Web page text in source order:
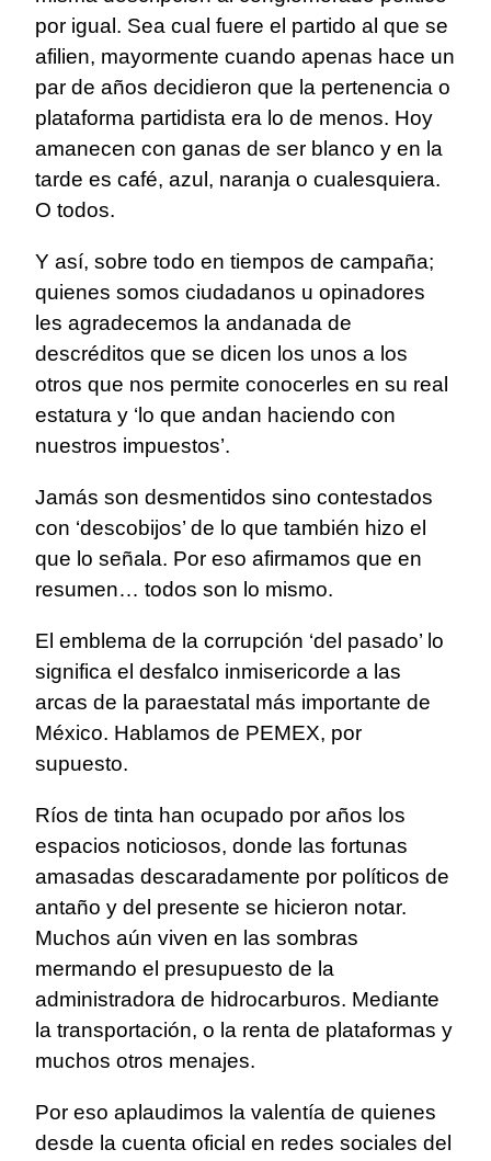
por igual. Sea cual fuere el partido al que se
afilien, mayormente cuando apenas hace un
par de años decidieron que la pertenencia o
plataforma partidista era lo de menos. Hoy
amanecen con ganas de ser blanco y en la
tarde es café, azul, naranja o cualesquiera.
O todos.
Y así, sobre todo en tiempos de campaña;
quienes somos ciudadanos u opinadores
les agradecemos la andanada de
descréditos que se dicen los unos a los
otros que nos permite conocerles en su real
estatura y ‘lo que andan haciendo con
nuestros impuestos’.
Jamás son desmentidos sino contestados
con ‘descobijos’ de lo que también hizo el
que lo señala. Por eso afirmamos que en
resumen… todos son lo mismo.
El emblema de la corrupción ‘del pasado’ lo
significa el desfalco inmisericorde a las
arcas de la paraestatal más importante de
México. Hablamos de PEMEX, por
supuesto.
Ríos de tinta han ocupado por años los
espacios noticiosos, donde las fortunas
amasadas descaradamente por políticos de
antaño y del presente se hicieron notar.
Muchos aún viven en las sombras
mermando el presupuesto de la
administradora de hidrocarburos. Mediante
la transportación, o la renta de plataformas y
muchos otros menajes.
Por eso aplaudimos la valentía de quienes
desde la cuenta oficial en redes sociales del